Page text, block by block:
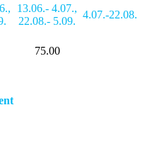
,
13.06.- 4.07.,
22.08.- 5.09.
4.07.-22.08.
75.00